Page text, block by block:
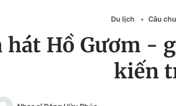
Du lịch Câu
hát Hồ Gươm -
kiến